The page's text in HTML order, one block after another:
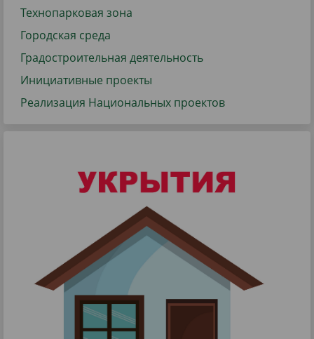
Технопарковая зона
Городская среда
Градостроительная деятельность
Инициативные проекты
Реализация Национальных проектов